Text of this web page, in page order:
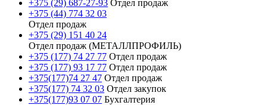
+375 (29) 687-27-93 Отдел продаж
+375 (44) 774 32 03
Отдел продаж
+375 (29) 151 40 24
Отдел продаж (МЕТАЛЛПРОФИЛЬ)
+375 (177) 74 27 77 Отдел продаж
+375 (177) 93 17 77 Отдел продаж
+375(177)74 27 47 Отдел продаж
+375(177) 74 32 03 Отдел закупок
+375(177)93 07 07 Бухгалтерия